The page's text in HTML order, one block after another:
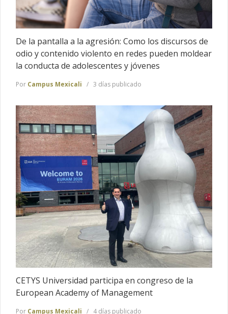
De la pantalla a la agresión: Como los discursos de
odio y contenido violento en redes pueden moldear
la conducta de adolescentes y jóvenes
Por Campus Mexicali 3 días publicado
CETYS Universidad participa en congreso de la
European Academy of Management
Por Campus Mexicali 4 días publicado